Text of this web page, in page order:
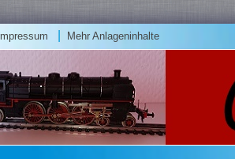
Impressum Mehr Anlageninhalte